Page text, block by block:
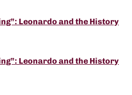
Leonardo and the History
Leonardo and the History